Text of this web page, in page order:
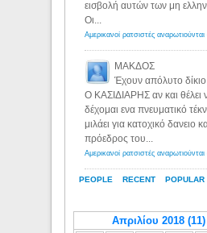
PEOPLE RECENT POPULAR
εισβολή αυτών των μη
Οι...
ΜΑΚΔΟΣ
Έχουν απόλυτο
Ο ΚΑΣΙΔΙΑΡΗΣ αν και θέλει
δέχομαι ενα πνευματικό
μιλάει για κατοχικό δανειο
πρόεδρος του...